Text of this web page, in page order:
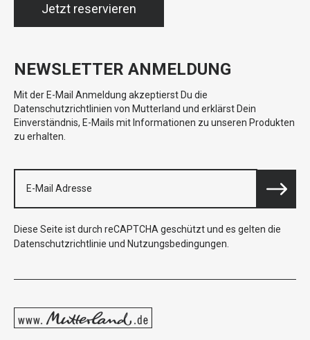
Jetzt reservieren
NEWSLETTER ANMELDUNG
Mit der E-Mail Anmeldung akzeptierst Du die
Datenschutzrichtlinien von Mutterland und erklärst Dein
Einverständnis, E-Mails mit Informationen zu unseren Produkten
zu erhalten.
Diese Seite ist durch reCAPTCHA geschützt und es gelten die
Datenschutzrichtlinie und Nutzungsbedingungen